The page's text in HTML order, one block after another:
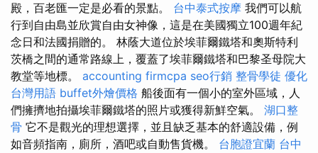
殿，百老匯一定是必看的景點。 台中泰式按摩 我們可以航
行到自由島並欣賞自由女神像，這是在美國獨立100週年紀
念日和法國捐贈的。 林蔭大道位於埃菲爾鐵塔和奧斯特利
茨橋之間的通常路線上，覆蓋了埃菲爾鐵塔和巴黎圣母院大
教堂等地標。 accounting firmcpa seo行銷 整骨學徒 優化
台灣用語 buffet外燴價格 船後面有一個小的室外區域，人
們擁擠地拍攝埃菲爾鐵塔的照片或獲得新鮮空氣。 湖口整
骨 它不是觀光的理想選擇，並且缺乏基本的舒適設備，例
如音頻指南，廁所，酒吧或自動售貨機。 台胞證宜蘭 台中